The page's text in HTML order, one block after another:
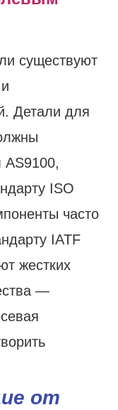
существуют
Детали для
AS9100,
ISO
часто
IATF
жестких
—
от